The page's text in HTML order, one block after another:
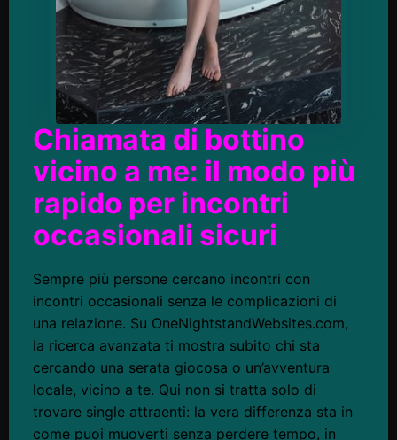
Chiamata di bottino
vicino a me: il modo più
rapido per incontri
occasionali sicuri
Sempre più persone cercano incontri con
incontri occasionali senza le complicazioni di
una relazione. Su OneNightstandWebsites.com,
la ricerca avanzata ti mostra subito chi sta
cercando una serata giocosa o un’avventura
locale, vicino a te. Qui non si tratta solo di
trovare single attraenti: la vera differenza sta in
come puoi muoverti senza perdere tempo, in